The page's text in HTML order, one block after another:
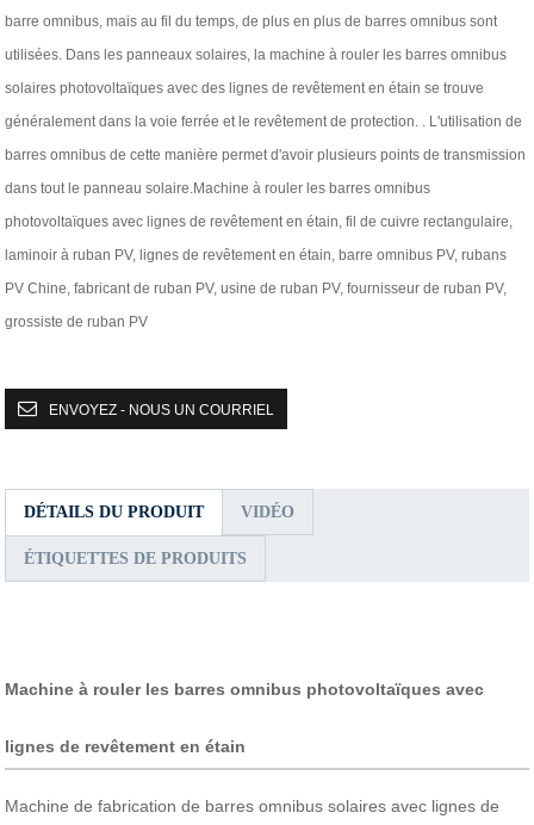
barre omnibus, mais au fil du temps, de plus en plus de barres omnibus sont
utilisées. Dans les panneaux solaires, la machine à rouler les barres omnibus
solaires photovoltaïques avec des lignes de revêtement en étain se trouve
généralement dans la voie ferrée et le revêtement de protection. . L'utilisation de
barres omnibus de cette manière permet d'avoir plusieurs points de transmission
dans tout le panneau solaire.​Machine à rouler les barres omnibus
photovoltaïques avec lignes de revêtement en étain, fil de cuivre rectangulaire,
laminoir à ruban PV, lignes de revêtement en étain, barre omnibus PV, rubans
PV Chine, fabricant de ruban PV, usine de ruban PV, fournisseur de ruban PV,
grossiste de ruban PV
ENVOYEZ - NOUS UN COURRIEL
DÉTAILS DU PRODUIT VIDÉO
ÉTIQUETTES DE PRODUITS
Machine à rouler les barres omnibus photovoltaïques avec
lignes de revêtement en étain
Machine de fabrication de barres omnibus solaires avec lignes de